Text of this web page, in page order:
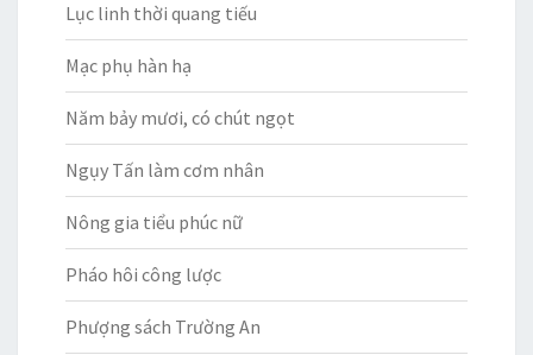
Lục linh thời quang tiếu
Mạc phụ hàn hạ
Năm bảy mươi, có chút ngọt
Ngụy Tấn làm cơm nhân
Nông gia tiểu phúc nữ
Pháo hôi công lược
Phượng sách Trường An